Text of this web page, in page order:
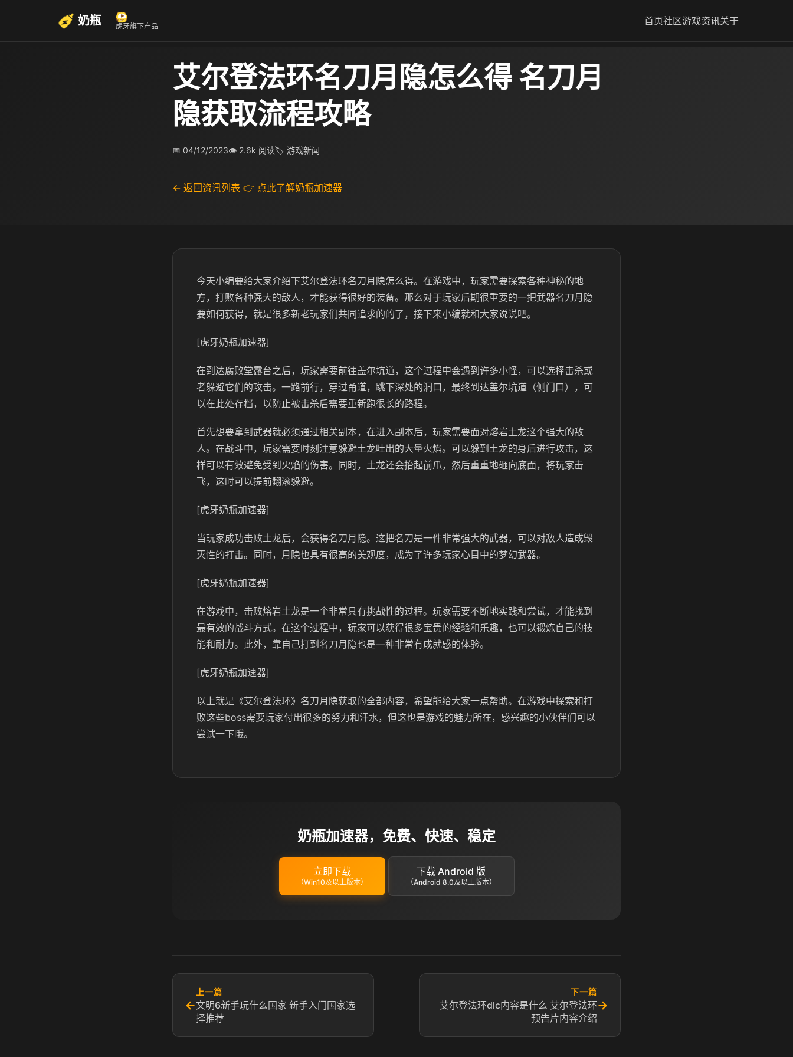
奶瓶 虎牙旗下产品 首页社区游戏资讯关于
艾尔登法环名刀月隐怎么得 名刀月
隐获取流程攻略
📅 04/12/2023👁 2.6k 阅读🏷 游戏新闻
← 返回资讯列表 👉 点此了解奶瓶加速器
今天小编要给大家介绍下艾尔登法环名刀月隐怎么得。在游戏中，玩家需要探索各种神秘的地
方，打败各种强大的敌人，才能获得很好的装备。那么对于玩家后期很重要的一把武器名刀月隐
要如何获得，就是很多新老玩家们共同追求的的了，接下来小编就和大家说说吧。
[虎牙奶瓶加速器]
在到达腐败堂露台之后，玩家需要前往盖尔坑道，这个过程中会遇到许多小怪，可以选择击杀或
者躲避它们的攻击。一路前行，穿过甬道，跳下深处的洞口，最终到达盖尔坑道（侧门口），可
以在此处存档，以防止被击杀后需要重新跑很长的路程。
首先想要拿到武器就必须通过相关副本，在进入副本后，玩家需要面对熔岩土龙这个强大的敌
人。在战斗中，玩家需要时刻注意躲避土龙吐出的大量火焰。可以躲到土龙的身后进行攻击，这
样可以有效避免受到火焰的伤害。同时，土龙还会抬起前爪，然后重重地砸向底面，将玩家击
飞，这时可以提前翻滚躲避。
[虎牙奶瓶加速器]
当玩家成功击败土龙后，会获得名刀月隐。这把名刀是一件非常强大的武器，可以对敌人造成毁
灭性的打击。同时，月隐也具有很高的美观度，成为了许多玩家心目中的梦幻武器。
[虎牙奶瓶加速器]
在游戏中，击败熔岩土龙是一个非常具有挑战性的过程。玩家需要不断地实践和尝试，才能找到
最有效的战斗方式。在这个过程中，玩家可以获得很多宝贵的经验和乐趣，也可以锻炼自己的技
能和耐力。此外，靠自己打到名刀月隐也是一种非常有成就感的体验。
[虎牙奶瓶加速器]
以上就是《艾尔登法环》名刀月隐获取的全部内容，希望能给大家一点帮助。在游戏中探索和打
败这些boss需要玩家付出很多的努力和汗水，但这也是游戏的魅力所在，感兴趣的小伙伴们可以
尝试一下哦。
奶瓶加速器，免费、快速、稳定
立即下载
（Win10及以上版本）
下载 Android 版
（Android 8.0及以上版本）
←
上一篇
文明6新手玩什么国家 新手入门国家选
择推荐
下一篇
艾尔登法环dlc内容是什么 艾尔登法环
预告片内容介绍
→